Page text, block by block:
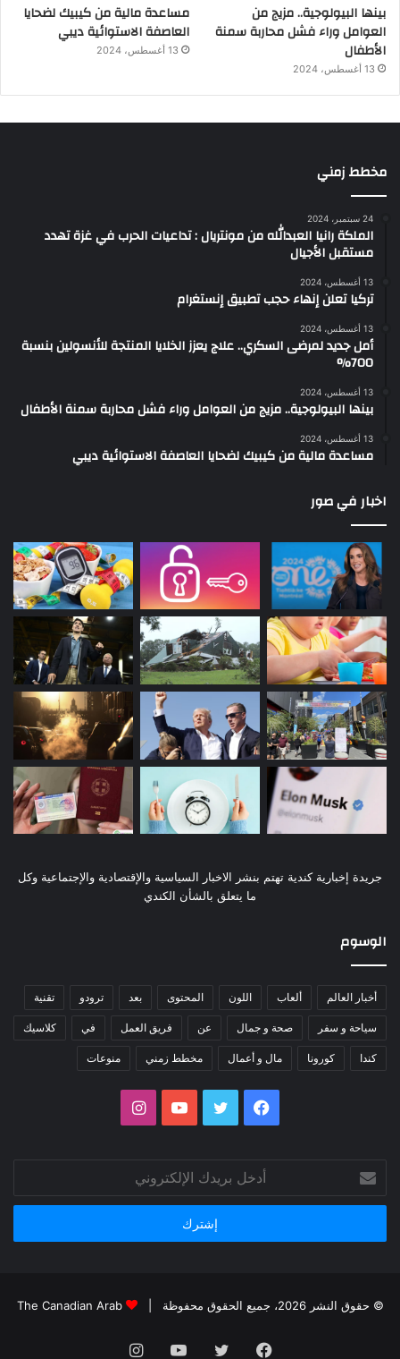
بينها البيولوجية.. مزيج من
العوامل وراء فشل محاربة سمنة
الأطفال
13 أغسطس، 2024
مساعدة مالية من كيبيك لضحايا
العاصفة الاستوائية ديبي
13 أغسطس، 2024
مخطط زمني
24 سبتمبر، 2024
الملكة رانيا العبدالله من مونتريال : تداعيات الحرب في غزة تهدد
مستقبل الأجيال
13 أغسطس، 2024
تركيا تعلن إنهاء حجب تطبيق إنستغرام
13 أغسطس، 2024
أمل جديد لمرضى السكري.. علاج يعزز الخلايا المنتجة للأنسولين بنسبة
700%
13 أغسطس، 2024
بينها البيولوجية.. مزيج من العوامل وراء فشل محاربة سمنة الأطفال
13 أغسطس، 2024
مساعدة مالية من كيبيك لضحايا العاصفة الاستوائية ديبي
اخبار في صور
جريدة إخبارية كندية تهتم بنشر الاخبار السياسية والإقتصادية والإجتماعية وكل
ما يتعلق بالشأن الكندي
الوسوم
أخبار العالم ألعاب اللون المحتوى بعد ترودو تقنية
سياحة و سفر صحة و جمال عن فريق العمل في كلاسيك
كندا كورونا مال و أعمال مخطط زمني منوعات
فيسبوك تويتر يوتيوبانستقرام
بريدك
الإلكتروني
© حقوق النشر 2026، جميع الحقوق محفوظة | The Canadian Arab
فيسبوك تويتر يوتيوبانستقرام